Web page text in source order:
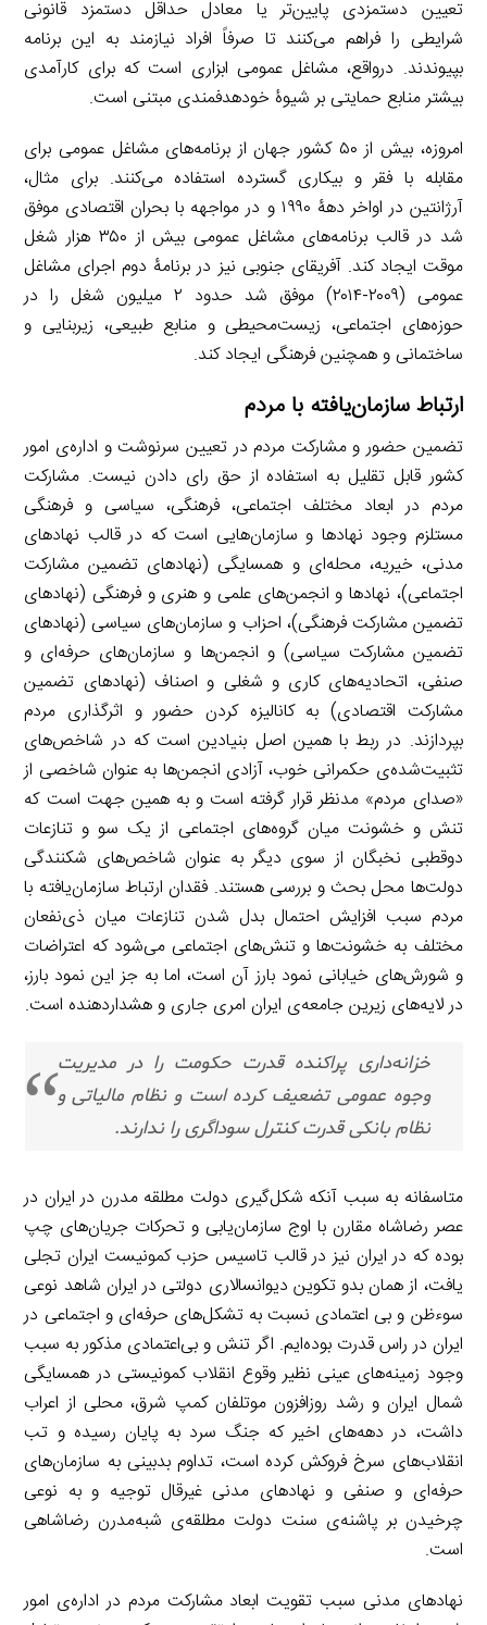
تعیین دستمزدی پایین‌تر یا معادل حداقل دستمزد قانونی
شرایطی را فراهم می‌کنند تا صرفاً افراد نیازمند به این برنامه
بپیوندند. درواقع، مشاغل عمومی ابزاری است که برای کارآمدی
بیشتر منابع حمایتی بر شیوۀ خودهدفمندی مبتنی است.
امروزه، بیش از ۵۰ کشور جهان از برنامه‌های مشاغل عمومی برای
مقابله با فقر و بیکاری گسترده استفاده می‌کنند. برای مثال،
آرژانتین در اواخر دهۀ ۱۹۹۰ و در مواجهه با بحران اقتصادی موفق
شد در قالب برنامه‌های مشاغل عمومی بیش از ۳۵۰ هزار شغل
موقت ایجاد کند. آفریقای جنوبی نیز در برنامۀ دوم اجرای مشاغل
عمومی (۲۰۰۹-۲۰۱۴) موفق شد حدود ۲ میلیون شغل را در
حوزه‌های اجتماعی، زیست‌محیطی و منابع طبیعی، زیربنایی و
ساختمانی و همچنین فرهنگی ایجاد کند.
ارتباط سازمان‌یافته با مردم
تضمین حضور و مشارکت مردم در تعیین سرنوشت و اداره‌ی امور
کشور قابل تقلیل به استفاده از حق رای دادن نیست. مشارکت
مردم در ابعاد مختلف اجتماعی، فرهنگی، سیاسی و فرهنگی
مستلزم وجود نهادها و سازمان‌هایی است که در قالب نهادهای
مدنی، خیریه، محله‌ای و همسایگی (نهادهای تضمین مشارکت
اجتماعی)، نهادها و انجمن‌های علمی و هنری و فرهنگی (نهادهای
تضمین مشارکت فرهنگی)، احزاب و سازمان‌های سیاسی (نهادهای
تضمین مشارکت سیاسی) و انجمن‌ها و سازمان‌های حرفه‌ای و
صنفی، اتحادیه‌های کاری و شغلی و اصناف (نهادهای تضمین
مشارکت اقتصادی) به کانالیزه کردن حضور و اثرگذاری مردم
بپردازند. در ربط با همین اصل بنیادین است که در شاخص‌های
تثبیت‌شده‌ی حکمرانی خوب، آزادی انجمن‌ها به عنوان شاخصی از
«صدای مردم» مدنظر قرار گرفته است و به همین جهت است که
تنش و خشونت میان گروه‌های اجتماعی از یک سو و تنازعات
دوقطبی نخبگان از سوی دیگر به عنوان شاخص‌های شکنندگی
دولت‌ها محل بحث و بررسی هستند. فقدان ارتباط سازمان‌یافته با
مردم سبب افزایش احتمال بدل شدن تنازعات میان ذی‌نفعان
مختلف به خشونت‌ها و تنش‌های اجتماعی می‌شود که اعتراضات
و شورش‌های خیابانی نمود بارز آن است، اما به جز این نمود بارز،
در لایه‌های زیرین جامعه‌ی ایران امری جاری و هشداردهنده است.
خزانه‌داری پراکنده قدرت حکومت را در مدیریت
وجوه عمومی تضعیف کرده است و نظام مالیاتی و
نظام بانکی قدرت کنترل سوداگری را ندارند.
متاسفانه به سبب آنکه شکل‌گیری دولت مطلقه مدرن در ایران در
عصر رضاشاه مقارن با اوج سازمان‌یابی و تحرکات جریان‌های چپ
بوده که در ایران نیز در قالب تاسیس حزب کمونیست ایران تجلی
یافت، از همان بدو تکوین دیوانسالاری دولتی در ایران شاهد نوعی
سوءظن و بی اعتمادی نسبت به تشکل‌های حرفه‌ای و اجتماعی در
ایران در راس قدرت بوده‌ایم. اگر تنش و بی‌اعتمادی مذکور به سبب
وجود زمینه‌های عینی نظیر وقوع انقلاب کمونیستی در همسایگی
شمال ایران و رشد روزافزون موتلفان کمپ شرق، محلی از اعراب
داشت، در دهه‌های اخیر که جنگ سرد به پایان رسیده و تب
انقلاب‌های سرخ فروکش کرده است، تداوم بدبینی به سازمان‌های
حرفه‌ای و صنفی و نهادهای مدنی غیرقال توجیه و به نوعی
چرخیدن بر پاشنه‌ی سنت دولت مطلقه‌ی شبه‌مدرن رضاشاهی
است.
نهادهای مدنی سبب تقویت ابعاد مشارکت مردم در اداره‌ی امور